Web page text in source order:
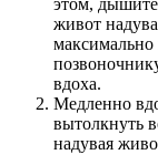
этом,
живот
вдоха.
Медленно
вытолкнуть
надувая